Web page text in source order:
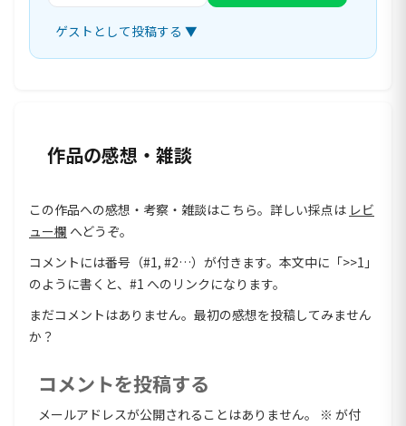
ゲストとして投稿する ▼
作品の感想・雑談
この作品への感想・考察・雑談はこちら。詳しい採点は レビ
ュー欄 へどうぞ。
コメントには番号（#1, #2…）が付きます。本文中に「>>1」
のように書くと、#1 へのリンクになります。
まだコメントはありません。最初の感想を投稿してみません
か？
コメントを投稿する
メールアドレスが公開されることはありません。 ※ が付